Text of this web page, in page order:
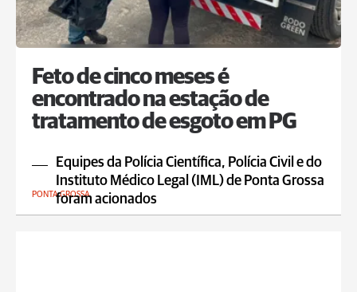
Feto de cinco meses é
encontrado na estação de
tratamento de esgoto em PG
Equipes da Polícia Científica, Polícia Civil e do
Instituto Médico Legal (IML) de Ponta Grossa
foram acionados
PONTA GROSSA